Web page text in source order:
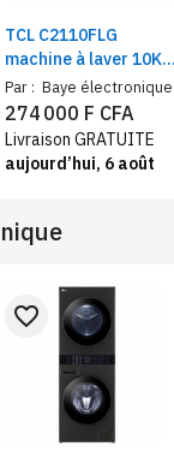
TCL C2110FLG
machine à laver 10KG
front load | lave-
moteur digital
inverter et tambour
nid d’abeille
Par : Baye électronique
274 000 F CFA
Livraison GRATUITE
aujourd’hui, 6 août
favorite_border